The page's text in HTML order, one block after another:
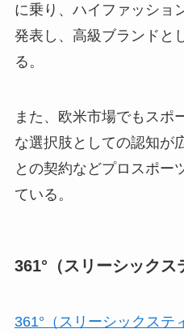
に乗り、ハイファッショ
発表し、高級ブランドと
る。
また、欧米市場でもスポ
な選択肢としての認知が
との契約などプロスポー
ている。
361°（スリーシックス
361°（スリーシックステ